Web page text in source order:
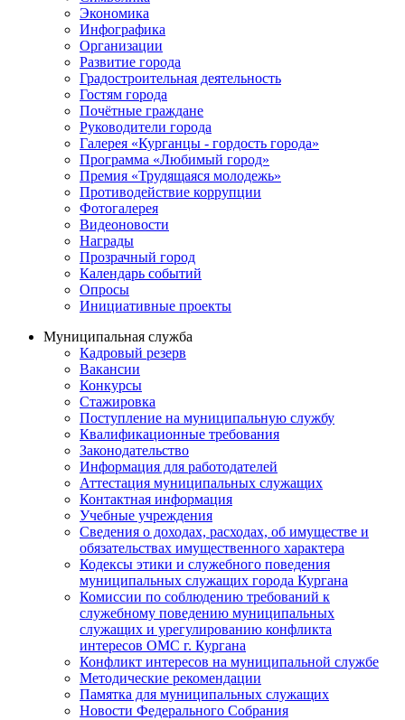
Экономика
Инфографика
Организации
Развитие города
Градостроительная деятельность
Гостям города
Почётные граждане
Руководители города
Галерея «Курганцы - гордость города»
Программа «Любимый город»
Премия «Трудящаяся молодежь»
Противодействие коррупции
Фотогалерея
Видеоновости
Награды
Прозрачный город
Календарь событий
Опросы
Инициативные проекты
Муниципальная служба
Кадровый резерв
Вакансии
Конкурсы
Стажировка
Поступление на муниципальную службу
Квалификационные требования
Законодательство
Информация для работодателей
Аттестация муниципальных служащих
Контактная информация
Учебные учреждения
Сведения о доходах, расходах, об имуществе и
обязательствах имущественного характера
Кодексы этики и служебного поведения
муниципальных служащих города Кургана
Комиссии по соблюдению требований к
служебному поведению муниципальных
служащих и урегулированию конфликта
интересов ОМС г. Кургана
Конфликт интересов на муниципальной службе
Методические рекомендации
Памятка для муниципальных служащих
Новости Федерального Cобрания